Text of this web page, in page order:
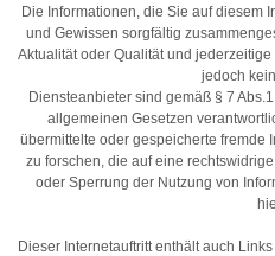
Die Informationen, die Sie auf diesem
und Gewissen sorgfältig
Aktualität oder Qualität und
jedoch
Diensteanbieter sind gemäß § 7
allgemeinen Gesetzen
übermittelte oder gespeicherte fremde
zu forschen, die auf eine
oder Sperrung der Nutzung von
Dieser Internetauftritt enthält auch